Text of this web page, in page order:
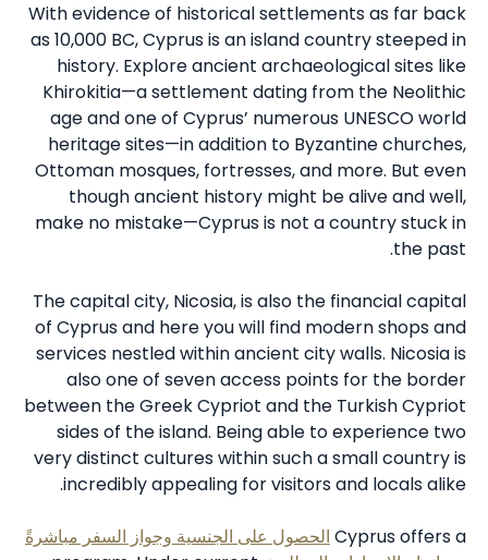
With evidence of historical settlements as far back
as 10,000 BC, Cyprus is an island country steeped in
history. Explore ancient archaeological sites like
Khirokitia—a settlement dating from the Neolithic
age and one of Cyprus’ numerous UNESCO world
heritage sites—in addition to Byzantine churches,
Ottoman mosques, fortresses, and more. But even
though ancient history might be alive and well,
make no mistake—Cyprus is not a country stuck in
the past.
The capital city, Nicosia, is also the financial capital
of Cyprus and here you will find modern shops and
services nestled within ancient city walls. Nicosia is
also one of seven access points for the border
between the Greek Cypriot and the Turkish Cypriot
sides of the island. Being able to experience two
very distinct cultures within such a small country is
incredibly appealing for visitors and locals alike.
Cyprus offers a الحصول على الجنسية وجواز السفر مباشرةً